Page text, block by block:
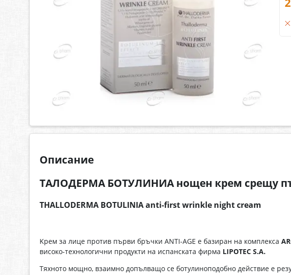
Описание
ТАЛОДЕРМА БОТУЛИНИА нощен крем срещу
THALLODERMA BOTULINIA anti-first wrinkle night cream
Kрем за лице против първи бръчки ANTI-AGE е базиран на комплекса
високо-технологични продукти на испанската фирма LIPOTEC S.A.
Тяхното мощно, взаимно допълващо се ботулиноподобно действие е